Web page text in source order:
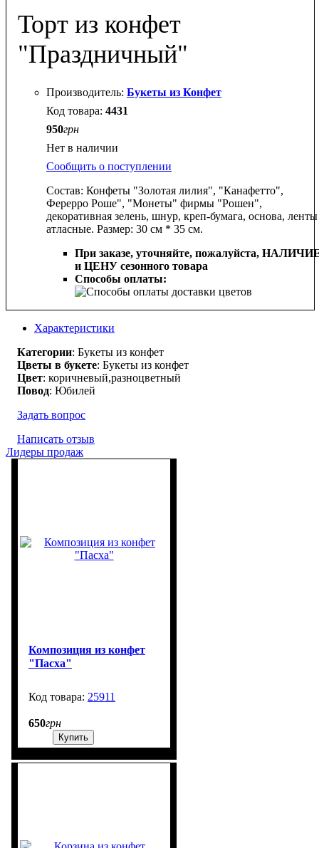
Торт из конфет
"Праздничный"
Букеты из Конфет
4431
950грн
Нет в наличии
Сообщить о поступлении
Состав: Конфеты "Золотая лилия", "Канафетто",
Ферерро Роше", "Монеты" фирмы "Рошен",
декоративная зелень, шнур, креп-бумага, основа, ленты
атласные. Размер: 30 см * 35 см.
При заказе, уточняйте, пожалуйста,
и ЦЕНУ сезонного товара
Способы оплаты:
Характеристики
Категории: Букеты из конфет
Цветы в букете: Букеты из конфет
Цвет: коричневый,разноцветный
Повод: Юбилей
Задать вопрос
Написать отзыв
Лидеры продаж
Композиция из конфет
"Пасха"
25911
650грн
Купить